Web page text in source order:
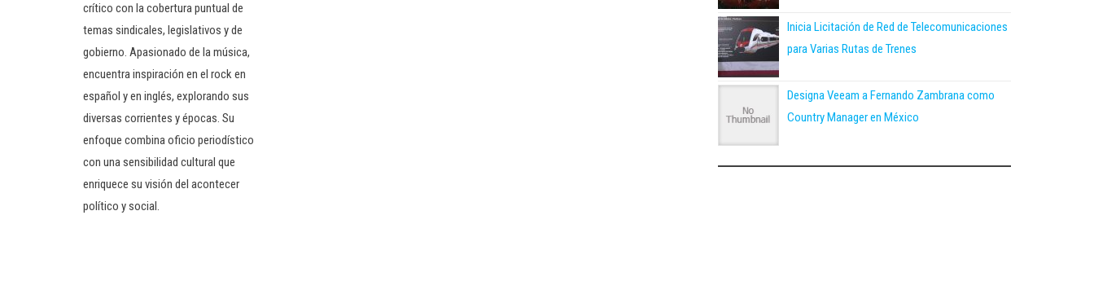
crítico con la cobertura puntual de
temas sindicales, legislativos y de
gobierno. Apasionado de la música,
encuentra inspiración en el rock en
español y en inglés, explorando sus
diversas corrientes y épocas. Su
enfoque combina oficio periodístico
con una sensibilidad cultural que
enriquece su visión del acontecer
político y social.
Inicia Licitación de Red de Telecomunicaciones
para Varias Rutas de Trenes
Designa Veeam a Fernando Zambrana como
Country Manager en México